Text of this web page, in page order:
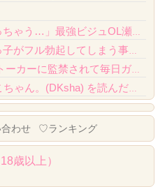
「嫌なのに…身体が勝手にイっちゃう…」最強ビジュOL瀬戸環奈が出張先で嫌いな昭和おじ...
混浴露天風呂の女性客見て甥っ子がフル勃起してしまう事案が発生 part4
【朗報】膣内監禁 爆乳爆尻ストーカーに監禁されて毎日ガチ絶頂生ハメ強要、クオリティが...
ぐいぐいくる10歳年下のいとこちゃん。(DKsha) を読んだんだが……これはやばい...
わせ ♡ランキング
歳以上）